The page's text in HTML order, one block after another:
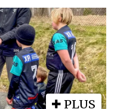
PLUS